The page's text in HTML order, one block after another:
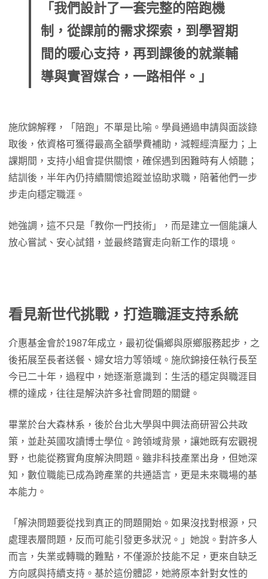
「我們設計了一套完整的陪跑機
制，從課前的需求探索，到學習期
間的暖心支持，再到課後的就業輔
導與實習媒合，一路相伴。」
施欣錦解釋，「陪跑」不單是比喻。學員通過申請與面談錄
取後，依資格可獲得最高全額學費補助，減輕經濟壓力；上
課期間，支持小組會提供關懷，確保遇到困難時有人傾聽；
結訓後，半年內仍持續關懷追蹤並協助求職，陪著他們一步
步走向穩定職涯。
她強調，這不只是「教你一門技術」，而是建立一個能讓人
放心嘗試、安心試錯，並最終踏實走向新工作的環境。
看見新世代挑戰，打造職涯支持系統
介惠基金會於1987年成立，最初從偏鄉與原鄉服務起步，之
後拓展至長者送餐、婦女培力等領域。施欣錦接任執行長至
今已二十年，過程中，她逐漸意識到：生活的穩定與職涯目
標的達成，往往是解決許多社會問題的關鍵。
畢業於台大森林系，後於台北大學與中興法商研習公共政
策，並赴英國攻讀博士學位。跨領域背景，讓她既有宏觀視
野，也能從務實角度解決問題。雖非科技產業出身，但她深
知，數位職能已成為跨產業的共通語言，更是未來職場的基
本能力。
「解決問題要從找到真正的問題開始。如果沒找對根源，只
處理表層問題，反而可能引發更多狀況。」她說。對許多人
而言，失業或轉職的難點，不僅源於技能不足，更來自缺乏
方向感與持續支持。基於這份體認，她將原本針對女性的